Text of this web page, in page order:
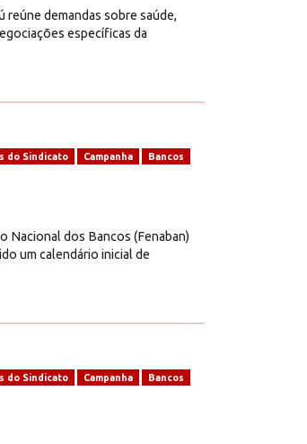
demandas sobre saúde,
específicas da
do Sindicato Campanha Bancos
Nacional dos Bancos (Fenaban)
um calendário inicial de
do Sindicato Campanha Bancos